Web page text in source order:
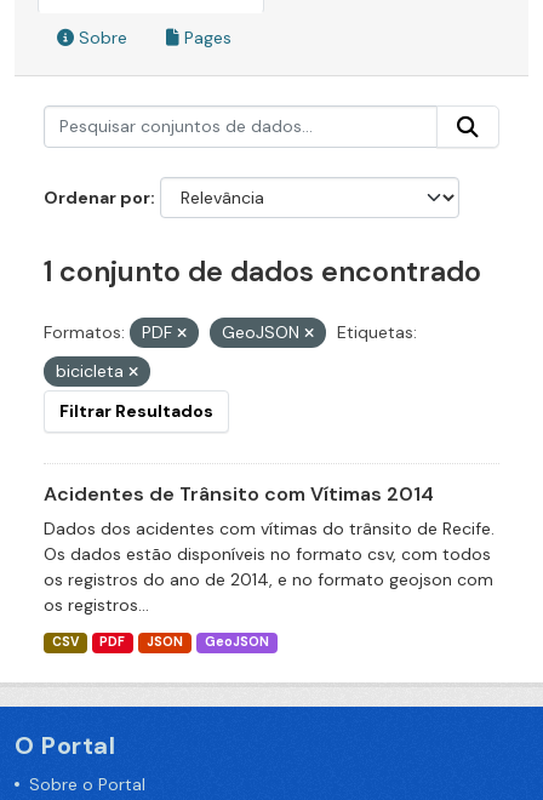
Sobre Pages
Ordenar por
1 conjunto de dados encontrado
Formatos: PDF GeoJSON
Etiquetas:
bicicleta
Filtrar Resultados
Acidentes de Trânsito com Vítimas 2014
Dados dos acidentes com vítimas do trânsito de Recife.
Os dados estão disponíveis no formato csv, com todos
os registros do ano de 2014, e no formato geojson com
os registros...
CSV PDF JSON GeoJSON
O Portal
Sobre o Portal